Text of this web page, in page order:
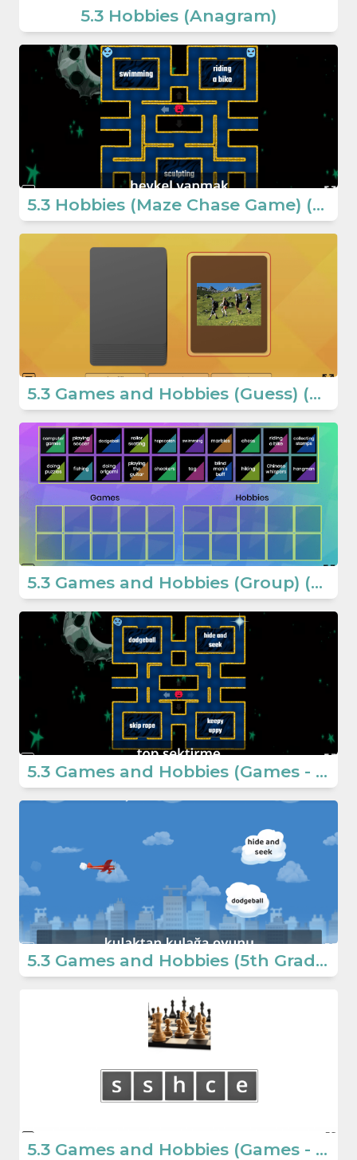
5.3 Hobbies (Anagram)
5.3 Hobbies (Maze Chase Game) (5.Sınıf İngilizce Oyun)
5.3 Games and Hobbies (Guess) (5.Sınıf İngilizce Oyun)
5.3 Games and Hobbies (Group) (5.Sınıf İngilizce Oyun)
5.3 Games and Hobbies (Games - 5th Grade English Educative Games)
5.3 Games and Hobbies (5th Grade English Educative Games)
5.3 Games and Hobbies (Games - 5. Sınıf Ortaokul İngilizce Oyunlar)